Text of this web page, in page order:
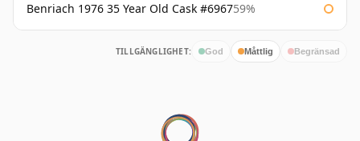
Benriach 1976 35 Year Old Cask #696759%
TILLGÄNGLIGHET: God Måttlig Begränsad